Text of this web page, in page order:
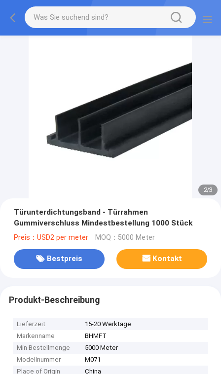
2/3
Türunterdichtungsband - Türrahmen
Gummiverschluss Mindestbestellung 1000 Stück
Preis：USD2 per meter MOQ：5000 Meter
Bestpreis Kontakt
Produkt-Beschreibung
Lieferzeit
15-20 Werktage
Markenname
BHMFT
Min Bestellmenge
5000 Meter
Modellnummer
M071
Place of Origin
China